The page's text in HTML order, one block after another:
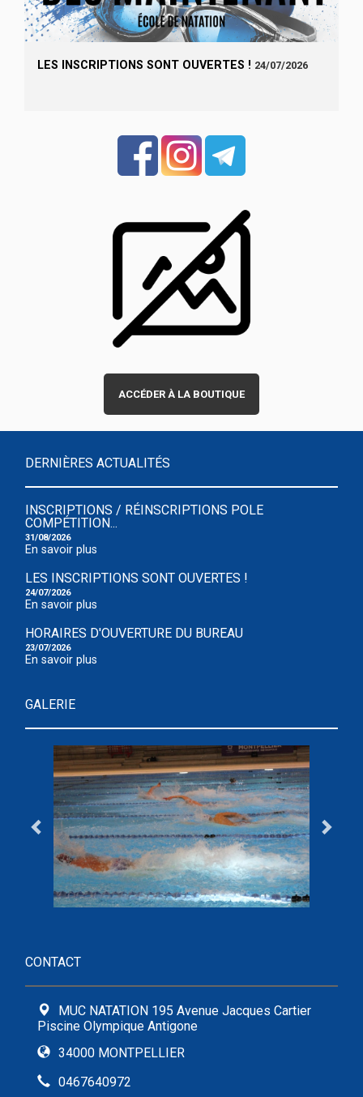
LES INSCRIPTIONS SONT OUVERTES ! 24/07/2026
ACCÉDER À LA BOUTIQUE
DERNIÈRES ACTUALITÉS
INSCRIPTIONS / RÉINSCRIPTIONS POLE
COMPÉTITION...
31/08/2026
En savoir plus
LES INSCRIPTIONS SONT OUVERTES !
24/07/2026
En savoir plus
HORAIRES D'OUVERTURE DU BUREAU
23/07/2026
En savoir plus
GALERIE
CONTACT
MUC NATATION 195 Avenue Jacques Cartier
Piscine Olympique Antigone
34000 MONTPELLIER
0467640972